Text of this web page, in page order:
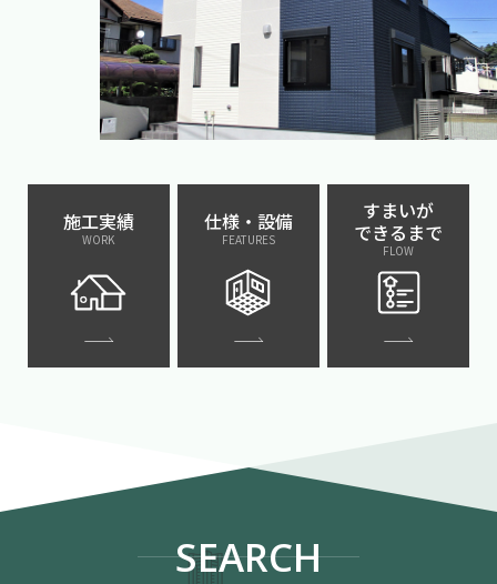
施工実績
WORK
仕様・設備
FEATURES
すまいが
できるまで
FLOW
SEARCH